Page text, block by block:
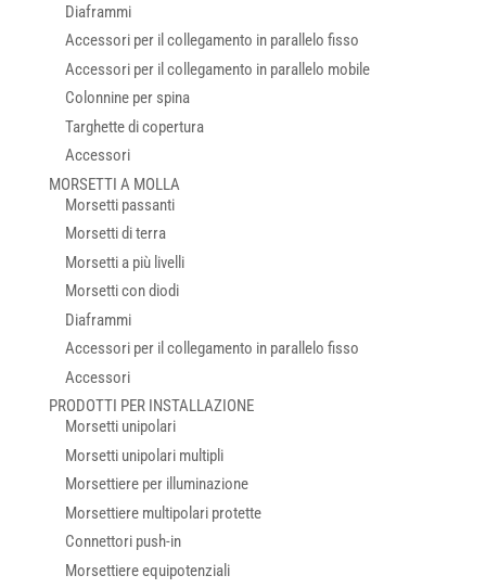
Diaframmi
Accessori per il collegamento in parallelo fisso
Accessori per il collegamento in parallelo mobile
Colonnine per spina
Targhette di copertura
Accessori
MORSETTI A MOLLA
Morsetti passanti
Morsetti di terra
Morsetti a più livelli
Morsetti con diodi
Diaframmi
Accessori per il collegamento in parallelo fisso
Accessori
PRODOTTI PER INSTALLAZIONE
Morsetti unipolari
Morsetti unipolari multipli
Morsettiere per illuminazione
Morsettiere multipolari protette
Connettori push-in
Morsettiere equipotenziali